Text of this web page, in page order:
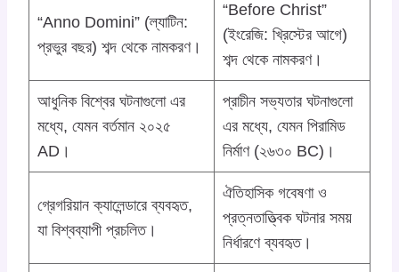
“Anno Domini” (ল্যাটিন:
প্রভুর বছর) শব্দ থেকে নামকরণ।
“Before Christ”
(ইংরেজি: খ্রিস্টের আগে)
শব্দ থেকে নামকরণ।
আধুনিক বিশ্বের ঘটনাগুলো এর
মধ্যে, যেমন বর্তমান ২০২৫
AD।
প্রাচীন সভ্যতার ঘটনাগুলো
এর মধ্যে, যেমন পিরামিড
নির্মাণ (২৬৩০ BC)।
গ্রেগরিয়ান ক্যালেন্ডারে ব্যবহৃত,
যা বিশ্বব্যাপী প্রচলিত।
ঐতিহাসিক গবেষণা ও
প্রত্নতাত্ত্বিক ঘটনার সময়
নির্ধারণে ব্যবহৃত।